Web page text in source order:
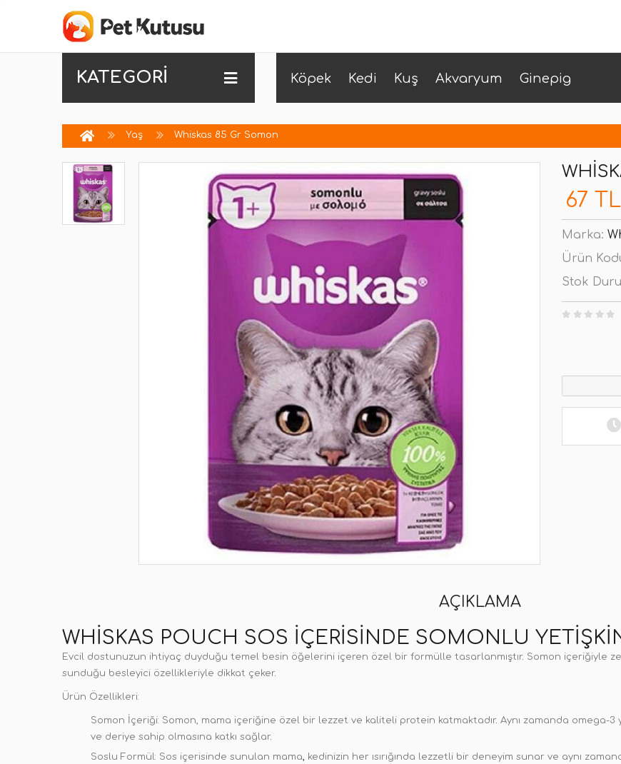
KATEGORİ Köpek Kedi Kuş Akvaryum Ginepig
Yaş Whiskas 85 Gr Somon
67 TL
Marka:
Ürün
Stok
AÇIKLAMA
WHISKAS POUCH SOS İÇERISINDE SOMONLU
Evcil dostunuzun ihtiyaç duyduğu temel besin öğelerini içeren özel bir formülle tasarlanmıştır. Somon içeriğiyle
sunduğu besleyici özellikleriyle dikkat çeker.
Ürün Özellikleri:
Somon İçeriği: Somon, mama içeriğine özel bir lezzet ve kaliteli protein katmaktadır. Aynı zamanda omega-3
ve deriye sahip olmasına katkı sağlar.
Soslu Formül: Sos içerisinde sunulan mama, kedinizin her ısırığında lezzetli bir deneyim sunar ve aynı